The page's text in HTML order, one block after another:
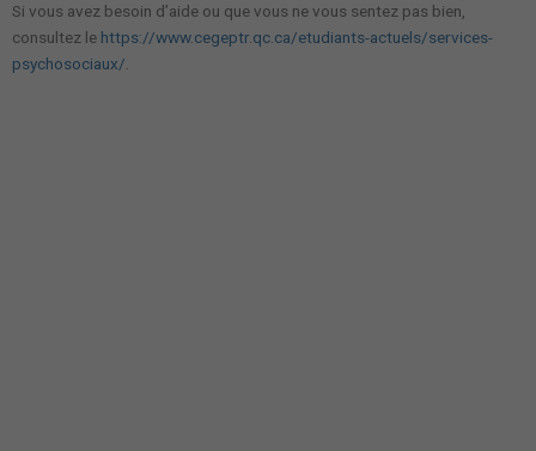
Si vous avez besoin d’aide ou que vous ne vous sentez pas bien,
consultez le https://www.cegeptr.qc.ca/etudiants-actuels/services-
psychosociaux/.